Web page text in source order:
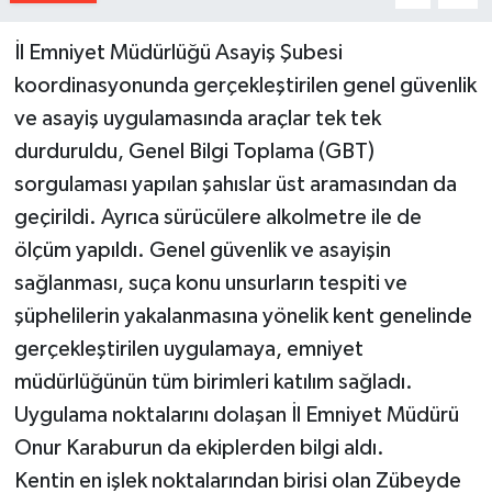
İl Emniyet Müdürlüğü Asayiş Şubesi
koordinasyonunda gerçekleştirilen genel güvenlik
ve asayiş uygulamasında araçlar tek tek
durduruldu, Genel Bilgi Toplama (GBT)
sorgulaması yapılan şahıslar üst aramasından da
geçirildi. Ayrıca sürücülere alkolmetre ile de
ölçüm yapıldı. Genel güvenlik ve asayişin
sağlanması, suça konu unsurların tespiti ve
şüphelilerin yakalanmasına yönelik kent genelinde
gerçekleştirilen uygulamaya, emniyet
müdürlüğünün tüm birimleri katılım sağladı.
Uygulama noktalarını dolaşan İl Emniyet Müdürü
Onur Karaburun da ekiplerden bilgi aldı.
Kentin en işlek noktalarından birisi olan Zübeyde